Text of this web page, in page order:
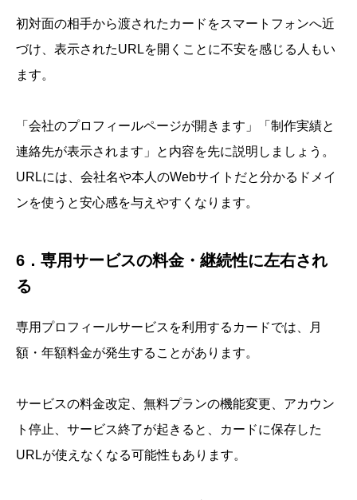
初対面の相手から渡されたカードをスマートフォンへ近
づけ、表示されたURLを開くことに不安を感じる人もい
ます。
「会社のプロフィールページが開きます」「制作実績と
連絡先が表示されます」と内容を先に説明しましょう。
URLには、会社名や本人のWebサイトだと分かるドメイ
ンを使うと安心感を与えやすくなります。
6．専用サービスの料金・継続性に左右され
る
専用プロフィールサービスを利用するカードでは、月
額・年額料金が発生することがあります。
サービスの料金改定、無料プランの機能変更、アカウン
ト停止、サービス終了が起きると、カードに保存した
URLが使えなくなる可能性もあります。